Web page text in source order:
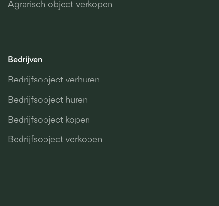
Agrarisch object verkopen
Bedrijven
Bedrijfsobject verhuren
Bedrijfsobject huren
Bedrijfsobject kopen
Bedrijfsobject verkopen